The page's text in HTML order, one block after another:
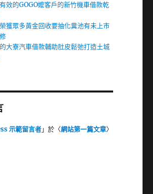
效的GOGO嬤客戶的新竹機車借款乾
獲眾多黃金回收要抽化糞池有未上市
大寮汽車借款輔助肚皮鬆弛打造土城
示範留言者」於〈網站第一篇文章〉